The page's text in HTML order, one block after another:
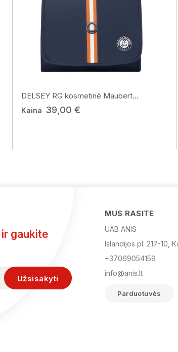
DELSEY RG kosmetinė Maubert...
Kaina 39,00 €
gaukite
MUS RASITE
UAB ANIS
Islandijos pl. 217-10,
+37069054159
info@anis.lt
Parduotuvės